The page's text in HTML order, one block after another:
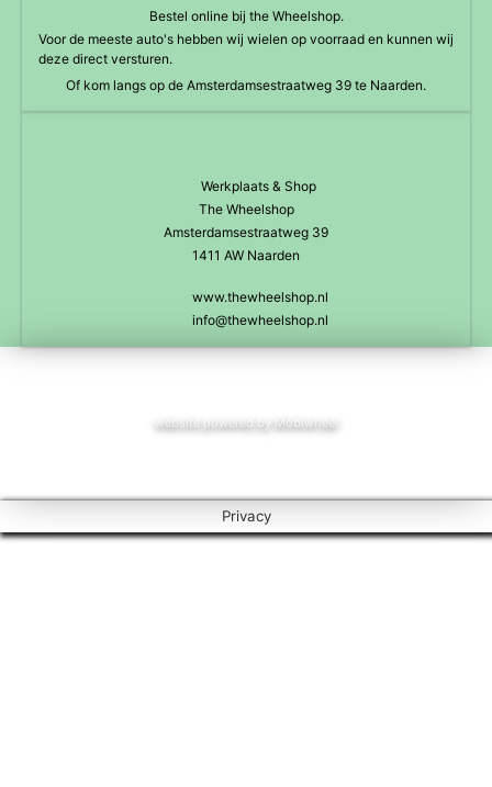
Bestel online bij the Wheelshop.
Voor de meeste auto's hebben wij wielen op voorraad en kunnen wij
deze direct versturen.
Of kom langs op de Amsterdamsestraatweg 39 te Naarden.
Werkplaats & Shop
The Wheelshop
Amsterdamsestraatweg 39
1411 AW Naarden
www.thewheelshop.nl
info@thewheelshop.nl
website powered by Mobiwheel
Privacy